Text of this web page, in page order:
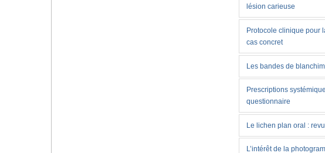
lésion carieuse
Protocole clinique pour
cas concret
Les bandes de
Prescriptions
questionnaire
Le lichen plan oral :
L’intérêt de la